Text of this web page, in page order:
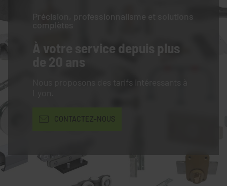
Précision, professionnalisme et solutions
complètes
À votre service depuis plus
de 20 ans
Nous proposons des tarifs intéressants à
CONTACTEZ-NOUS